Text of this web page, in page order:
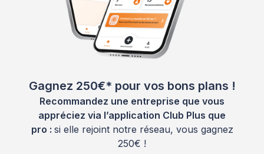
Gagnez 250€* pour vos bons plans !
Recommandez une entreprise que vous
appréciez via l’application Club Plus que
pro : si elle rejoint notre réseau, vous gagnez
250€ !